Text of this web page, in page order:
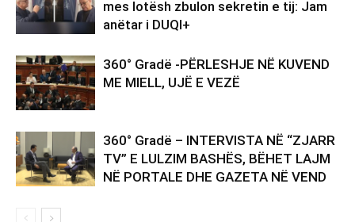
mes lotësh zbulon sekretin e tij: Jam
anëtar i DUQI+
360° Gradë -PËRLESHJE NË KUVEND
ME MIELL, UJË E VEZË
360° Gradë – INTERVISTA NË “ZJARR
TV” E LULZIM BASHËS, BËHET LAJM
NË PORTALE DHE GAZETA NË VEND